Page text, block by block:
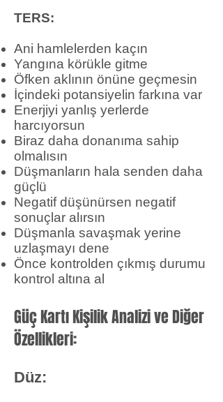
TERS:
Ani hamlelerden kaçın
Yangına körükle gitme
Öfken aklının önüne geçmesin
İçindeki potansiyelin farkına var
Enerjiyi yanlış yerlerde
harcıyorsun
Biraz daha donanıma sahip
olmalısın
Düşmanların hala senden daha
güçlü
Negatif düşünürsen negatif
sonuçlar alırsın
Düşmanla savaşmak yerine
uzlaşmayı dene
Önce kontrolden çıkmış durumu
kontrol altına al
Güç Kartı Kişilik Analizi ve Diğer
Özellikleri:
Düz: